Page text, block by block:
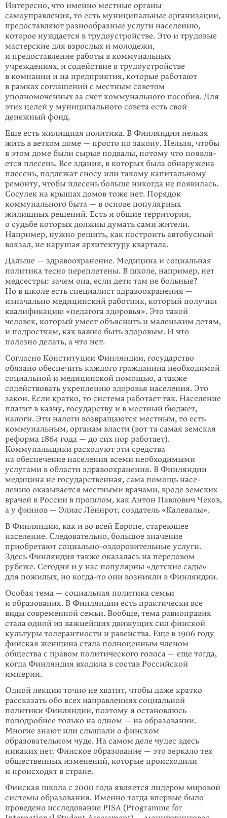
Интересно, что именно местные органы
самоуправления, то есть муниципаль­ные организации,
предоставляют разнообразные услуги населению,
которое нуждается в трудоустройстве. Это и трудовые
мастерские для взрослых и моло­дежи,
и предоставление работы в коммунальных
учреждениях, и содействие в трудоустройстве
в компании и на предприятия, которые работают
в рамках соглашений с местным советом
уполномоченных за счет коммунального посо­бия. Для
этих целей у муниципального совета есть свой
денежный фонд.
Еще есть жилищная политика. В Финляндии нельзя
жить в ветхом доме — просто по закону. Нельзя, чтобы
в этом доме были сырые подвалы, потому что появ­ля­
ется плесень. Все здания, в которых была обнаружена
плесень, подлежат сносу или такому капитальному
ремонту, чтобы плесень больше никогда не появилась.
Сосулек на крышах домов тоже нет. Порядок
коммунального быта — в основе популярных
жилищных решений. Есть и общие территории,
о судьбе которых должны думать сами жители.
Например, нужно решить, как построить автобусный
вокзал, не нарушая архитектуру квартала.
Дальше — здравоохранение. Медицина и социальная
политика тесно пере­пле­тены. В школе, например, нет
медсестры: зачем она, если дети там не больные?
Но в школе есть специалист здравоохранения —
изначально медицин­ский работник, который получил
квалификацию «педагога здо­ровья». Это такой
человек, который умеет объяснить и маленьким детям,
и подросткам, как важно быть здоровым. И что
полезно делать, а что нет.
Согласно Конституции Финляндии, государство
обязано обеспечить каждого гражданина необходимой
социальной и медицинской помощью, а также
содействовать укреплению здоровья населения. Это
закон. Если кратко, то система работает так. Население
платит в казну, государству и в местный бюджет,
налоги. Эти налоги возвращаются местным, то есть
коммунальным, органам власти (вот та самая земская
реформа 1864 года — до сих пор рабо­тает).
Коммунальщики расходуют эти средства
на обеспечение населения всеми необходимыми
услугами в области здраво­охранения. В Финляндии
медицина не государственная, сама помощь насе­
лению оказывается местными врачами, вроде земских
врачей в России в прошлом, как Антон Павлович Чехов,
а у финнов — Элиас Лённрот, создатель «Калевалы».
В Финляндии, как и во всей Европе, стареющее
население. Следовательно, большое значение
приобретают социально-оздоровительные услуги.
Здесь Финляндия также оказалась на передовом
рубеже. Сегодня и у нас популярны «детские сады»
для пожилых, но когда-то они возникли в Финляндии.
Особая тема — социальная политика семьи
и образования. В Финляндии есть практически все
виды современной семьи. Вообще, тема равноправия
стала одной из важнейших движущих сил финской
культуры толерантности и равенства. Еще в 1906 году
финская женщина стала полноценным членом
общества с правом политического голоса — еще тогда,
когда Финляндия входила в состав Российской
империи.
Одной лекции точно не хватит, чтобы даже кратко
рассказать обо всех направлениях социальной
политики Финляндии, поэтому я остановлюсь
поподробнее только на одном — на образовании.
Многие знают или слышали о финском
образовательном чуде. На самом деле чудес здесь
никаких нет. Финское образование — это зеркало тех
общественных изменений, которые происходили
и происходят в стране.
Финская школа с 2000 года является лидером мировой
системы образования. Именно тогда впервые было
проведено исследование PISA (Programme for